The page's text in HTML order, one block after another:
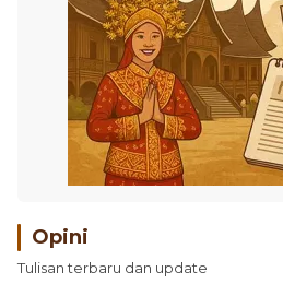
Opini
Tulisan terbaru dan update